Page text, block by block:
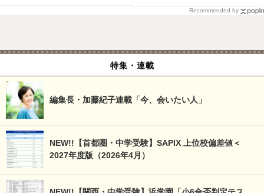
Recommended by
特集・連載
編集長・加藤紀子連載「今、会いたい人」
NEW!!【首都圏・中学受験】SAPIX 上位校偏差値＜
2027年度版（2026年4月）